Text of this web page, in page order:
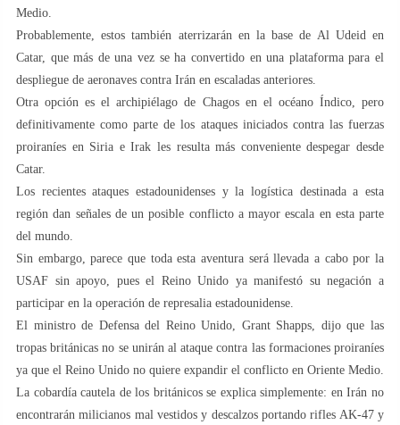
Medio.
Probablemente, estos también aterrizarán en la base de Al Udeid en
Catar, que más de una vez se ha convertido en una plataforma para el
despliegue de aeronaves contra Irán en escaladas anteriores.
Otra opción es el archipiélago de Chagos en el océano Índico, pero
definitivamente como parte de los ataques iniciados contra las fuerzas
proiraníes en Siria e Irak les resulta más conveniente despegar desde
Catar.
Los recientes ataques estadounidenses y la logística destinada a esta
región dan señales de un posible conflicto a mayor escala en esta parte
del mundo.
Sin embargo, parece que toda esta aventura será llevada a cabo por la
USAF sin apoyo, pues el Reino Unido ya manifestó su negación a
participar en la operación de represalia estadounidense.
El ministro de Defensa del Reino Unido, Grant Shapps, dijo que las
tropas británicas no se unirán al ataque contra las formaciones proiraníes
ya que el Reino Unido no quiere expandir el conflicto en Oriente Medio.
La cobardía cautela de los británicos se explica simplemente: en Irán no
encontrarán milicianos mal vestidos y descalzos portando rifles AK-47 y